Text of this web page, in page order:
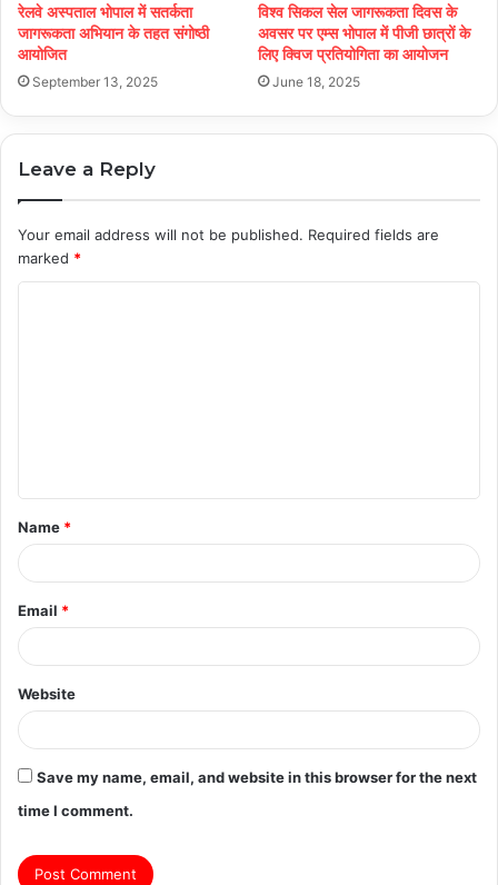
रेलवे अस्पताल भोपाल में सतर्कता
जागरूकता अभियान के तहत संगोष्ठी
आयोजित
September 13, 2025
विश्व सिकल सेल जागरूकता दिवस के
अवसर पर एम्स भोपाल में पीजी छात्रों के
लिए क्विज प्रतियोगिता का आयोजन
June 18, 2025
Leave a Reply
Your email address will not be published. Required fields are
marked *
t
*
Name *
Email *
Website
Save my name, email, and website in this browser for the next
time I comment.